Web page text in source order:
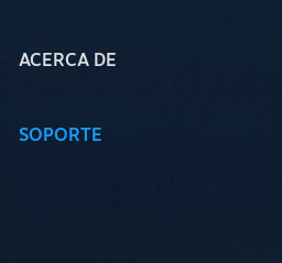
ACERCA DE
SOPORTE